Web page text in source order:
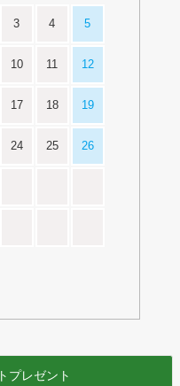
3 4 5
10 11 12
17 18 19
24 25 26
プレゼント